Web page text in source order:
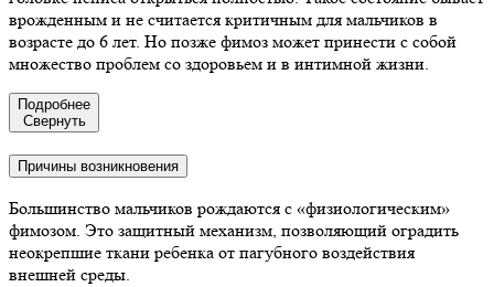
врожденным и не считается критичным для мальчиков в
возрасте до 6 лет. Но позже фимоз может принести с собой
множество проблем со здоровьем и в интимной жизни.
Подробнее
Cвернуть
Причины возникновения
Большинство мальчиков рождаются с «физиологическим»
фимозом. Это защитный механизм, позволяющий оградить
неокрепшие ткани ребенка от пагубного воздействия
внешней среды.